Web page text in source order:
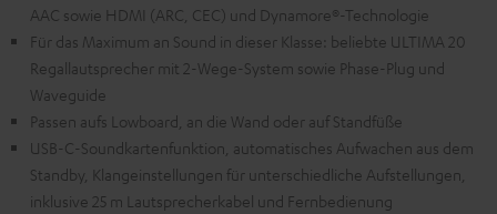
AAC sowie HDMI (ARC, CEC) und Dynamore®-Technologie
Für das Maximum an Sound in dieser Klasse: beliebte ULTIMA 20
Regallautsprecher mit 2-Wege-System sowie Phase-Plug und
Waveguide
Passen aufs Lowboard, an die Wand oder auf Standfüße
USB-C-Soundkartenfunktion, automatisches Aufwachen aus dem
Standby, Klangeinstellungen für unterschiedliche Aufstellungen,
inklusive 25 m Lautsprecherkabel und Fernbedienung